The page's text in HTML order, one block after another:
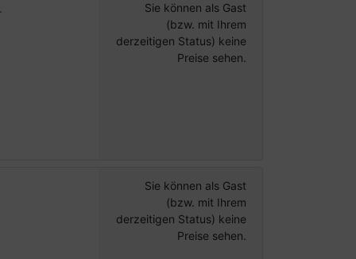
Sie können als Gast
(bzw. mit Ihrem
derzeitigen Status) keine
Preise sehen.
Sie können als Gast
(bzw. mit Ihrem
derzeitigen Status) keine
Preise sehen.